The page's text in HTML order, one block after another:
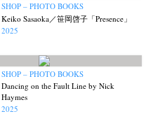
SHOP – PHOTO BOOKS
Keiko Sasaoka／笹岡啓子「Presence」
2025
SHOP – PHOTO BOOKS
Dancing on the Fault Line by Nick
Haymes
2025